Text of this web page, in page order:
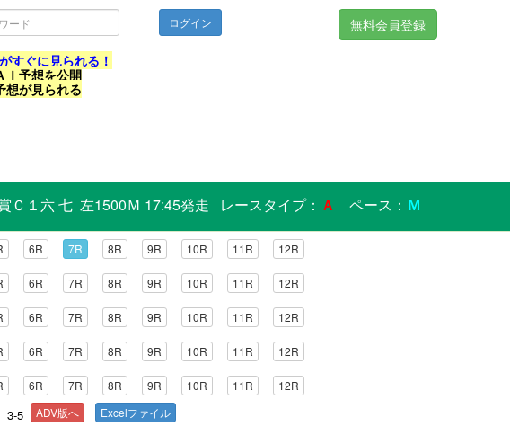
無料会員登録
すぐに見られる！
Ｉ予想を公開
想が見られる
Ｃ１六 七 左1500Ｍ 17:45発走 レースタイプ： Ａ ペース： Ｍ
6R 7R 8R 9R 10R 11R 12R
6R 7R 8R 9R 10R 11R 12R
6R 7R 8R 9R 10R 11R 12R
6R 7R 8R 9R 10R 11R 12R
6R 7R 8R 9R 10R 11R 12R
3-5 ADV版へ Excelファイル